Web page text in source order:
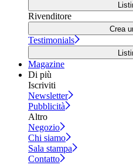
Rivenditore
Crea
Testimonials
Magazine
Di più
Iscriviti
Newsletter
Pubblicità
Altro
Negozio
Chi siamo
Sala stampa
Contatto